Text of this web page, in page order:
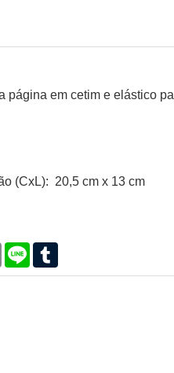
página em cetim e elástico
(CxL): 20,5 cm x 13 cm
EmailLine